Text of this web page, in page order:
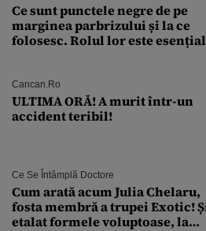
Ce sunt punctele negre de pe
marginea parbrizului și la ce
folosesc. Rolul lor este esențial
Cancan.ro
ULTIMA ORĂ! A murit într-un
accident teribil!
Ce Se Întâmplă Doctore
Cum arată acum Julia Chelaru,
fosta membră a trupei Exotic! Și-a
etalat formele voluptoase, la